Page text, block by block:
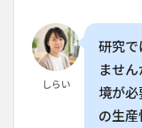
しらい
研究で
ませ
境が
の生